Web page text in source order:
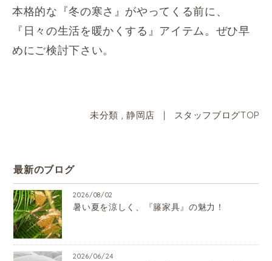
本格的な『冬の寒さ』がやってくる前に、
『日々の生活を暖かくする』アイテム。ぜひ早
めにご検討下さい。
未分類 , 静岡店 | スタッフブログTOP
最新のブログ
2026/08/02
暑い夏を涼しく、『籐家具』の魅力！
2026/06/24